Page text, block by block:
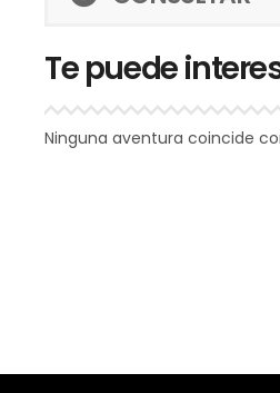
Te puede
Ninguna aventura coincide